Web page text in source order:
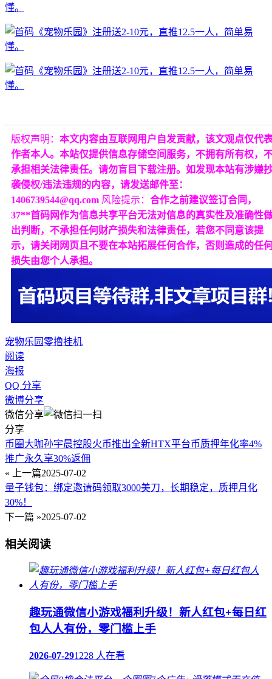
版权声明： 本文内容由互联网用户自发贡献，该文观点仅代
作者本人。本站仅提供信息存储空间服务，不拥有所有权，
承担相关法律责任。请勿盲目下载注册。如发现本站有涉嫌
袭侵权/违法违规的内容，请发送邮件至：
1406739544@qq.com 风险提示： 合作之前建议签订合同，
37**首码网作为信息共享平台无法对信息的真实性及准确性
出判断，不承担任何财产损失和法律责任，若您不同意该提
示，请关闭网页且不要在本站拓展任何合作，否则造成的任
损失由您个人承担。
宠物乐园零撸挂机
阅读
海报
QQ 分享
微博分享
微信分享
分享
币圈大咖孙宇晨控股火币推出全新HTX平台币质押年化率4%
推广永久享30%返佣
« 上一篇2025-07-02
量子钱包：绑定邀请码领取3000美刀，长期稳定，质押月化
30%！
下一篇 »2025-07-02
相关阅读
趣玩通微信小游戏福利升级！新人红包+每日红
包人人有份，零门槛上手
2026-07-291228 人在看